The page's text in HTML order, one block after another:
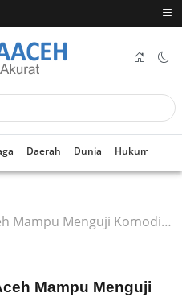
Daerah Dunia Hukum
Unggulan Ekspor Aceh, Diakui Pihak Internasional
Mampu Menguji